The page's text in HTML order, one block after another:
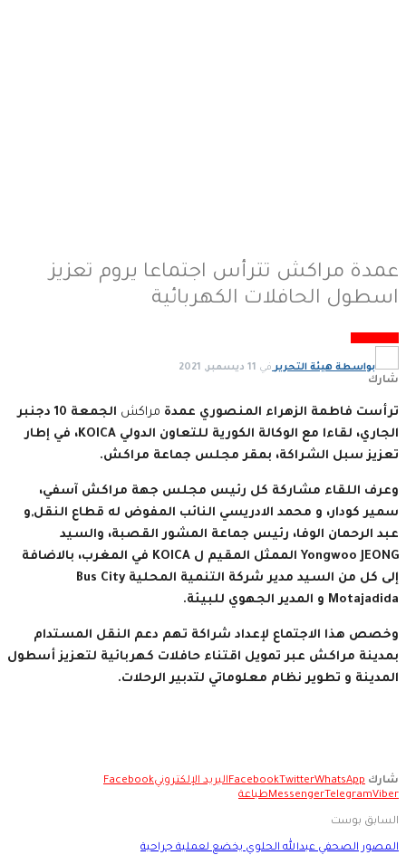
عمدة مراكش تترأس اجتماعا يروم تعزيز
اسطول الحافلات الكهربائية
بواسطة هيئة التحرير في 11 ديسمبر, 2021
شارك
ترأست فاطمة الزهراء المنصوري عمدة مراكش
الجمعة 10 دجنبر
الجاري، لقاءا مع الوكالة الكورية للتعاون الدولي KOICA، في إطار
تعزيز سبل الشراكة، بمقر مجلس جماعة مراكش.
وعرف اللقاء مشاركة كل رئيس مجلس جهة مراكش آسفي،
سمير كودار، و محمد الادريسي النائب المفوض له قطاع النقل,و
عبد الرحمان الوفا، رئيس جماعة المشور القصبة، والسيد
Yongwoo JEONG الممثل المقيم ل KOICA في المغرب، بالاضافة
إلى كل من السيد مدير شركة التنمية المحلية Bus City
Motajadida و المدير الجهوي للبيئة.
وخصص هذا الاجتماع لإعداد شراكة تهم دعم النقل المستدام
بمدينة مراكش عبر تمويل اقتناء حافلات كهربائية لتعزيز أسطول
المدينة و تطوير نظام معلوماتي لتدبير الرحلات.
شارك FacebookTwitterWhatsApp البريد الإلكترونيFacebook
MessengerTelegramViber طباعة
السابق بوست
المصور الصحفي عبدالله الحلوي يخضع لعملية جراحية